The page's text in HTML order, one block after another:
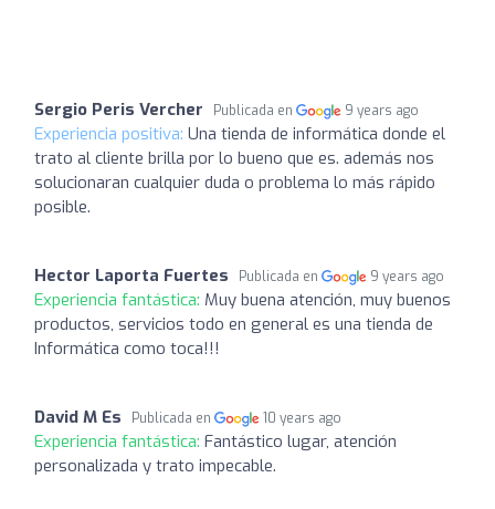
Sergio Peris Vercher Publicada en 9 years ago
Experiencia positiva: Una tienda de informática donde el
trato al cliente brilla por lo bueno que es. además nos
solucionaran cualquier duda o problema lo más rápido
posible.
Hector Laporta Fuertes Publicada en 9 years ago
Experiencia fantástica: Muy buena atención, muy buenos
productos, servicios todo en general es una tienda de
Informática como toca!!!
David M Es Publicada en 10 years ago
Experiencia fantástica: Fantástico lugar, atención
personalizada y trato impecable.